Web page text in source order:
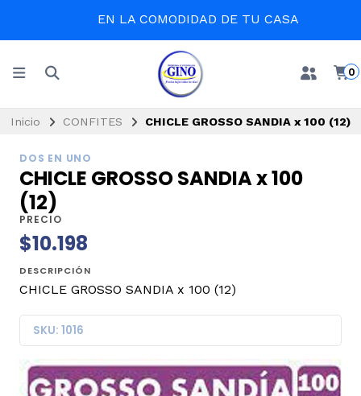
EN LA COMODIDAD DE TU CASA
0
Inicio CONFITES CHICLE GROSSO SANDIA x 100 (12)
DOS EN UNO
CHICLE GROSSO SANDIA x 100
(12)
PRECIO
$10.198
DESCRIPCIÓN
CHICLE GROSSO SANDIA x 100 (12)
SKU: 1016